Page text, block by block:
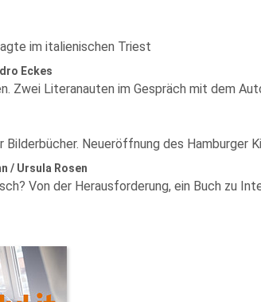
im italienischen Triest
Eckes
Zwei Literanauten im Gespräch mit dem
Bilderbücher. Neueröffnung des Hamburger
/ Ursula Rosen
Von der Herausforderung, ein Buch zu